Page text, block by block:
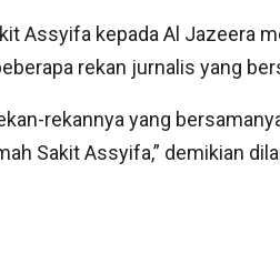
Assyifa kepada Al Jazeera
rekan jurnalis yang
rekannya yang
Sakit Assyifa,” demikian